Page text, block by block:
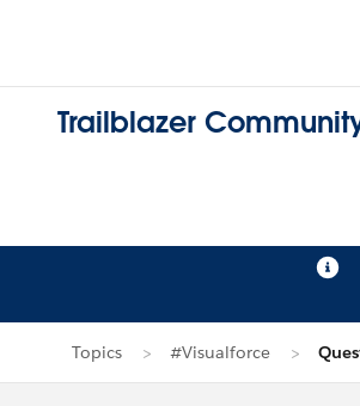
Trailblazer
Topics #Visualforce